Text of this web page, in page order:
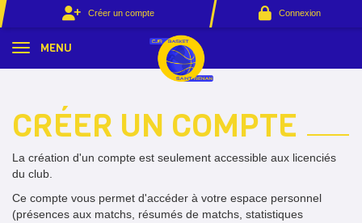
Créer un compte Connexion
MENU
CRÉER UN COMPTE
La création d'un compte est seulement accessible aux licenciés
du club.
Ce compte vous permet d'accéder à votre espace personnel
(présences aux matchs, résumés de matchs, statistiques
Panneau de gestion des cookies